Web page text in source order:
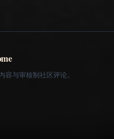
与审核制社区评论。